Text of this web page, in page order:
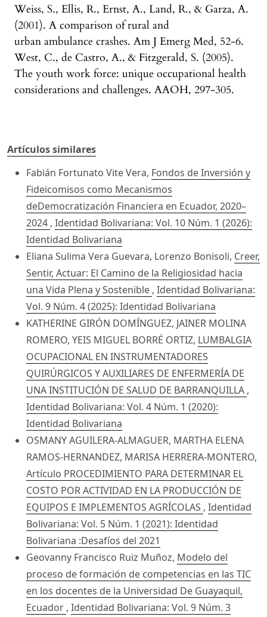
Weiss, S., Ellis, R., Ernst, A., Land, R., & Garza, A.
(2001). A comparison of rural and
urban ambulance crashes. Am J Emerg Med, 52-6.
West, C., de Castro, A., & Fitzgerald, S. (2005).
The youth work force: unique occupational health
considerations and challenges. AAOH, 297-305.
Artículos similares
Fabián Fortunato Vite Vera, Fondos de Inversión y
Fideicomisos como Mecanismos
deDemocratización Financiera en Ecuador, 2020–
2024 , Identidad Bolivariana: Vol. 10 Núm. 1 (2026):
Identidad Bolivariana
Eliana Sulima Vera Guevara, Lorenzo Bonisoli, Creer,
Sentir, Actuar: El Camino de la Religiosidad hacia
una Vida Plena y Sostenible , Identidad Bolivariana:
Vol. 9 Núm. 4 (2025): Identidad Bolivariana
KATHERINE GIRÓN DOMÍNGUEZ, JAINER MOLINA
ROMERO, YEIS MIGUEL BORRÉ ORTIZ, LUMBALGIA
OCUPACIONAL EN INSTRUMENTADORES
QUIRÚRGICOS Y AUXILIARES DE ENFERMERÍA DE
UNA INSTITUCIÓN DE SALUD DE BARRANQUILLA ,
Identidad Bolivariana: Vol. 4 Núm. 1 (2020):
Identidad Bolivariana
OSMANY AGUILERA-ALMAGUER, MARTHA ELENA
RAMOS-HERNANDEZ, MARISA HERRERA-MONTERO,
Artículo PROCEDIMIENTO PARA DETERMINAR EL
COSTO POR ACTIVIDAD EN LA PRODUCCIÓN DE
EQUIPOS E IMPLEMENTOS AGRÍCOLAS , Identidad
Bolivariana: Vol. 5 Núm. 1 (2021): Identidad
Bolivariana :Desafíos del 2021
Geovanny Francisco Ruiz Muñoz, Modelo del
proceso de formación de competencias en las TIC
en los docentes de la Universidad De Guayaquil,
Ecuador , Identidad Bolivariana: Vol. 9 Núm. 3